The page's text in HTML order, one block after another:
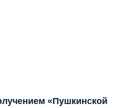
«Пушкинской